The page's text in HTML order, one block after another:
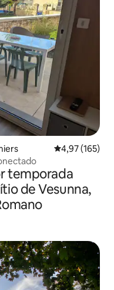
4,97 de uma
4,97 (165)
temporada
de Vesunna,